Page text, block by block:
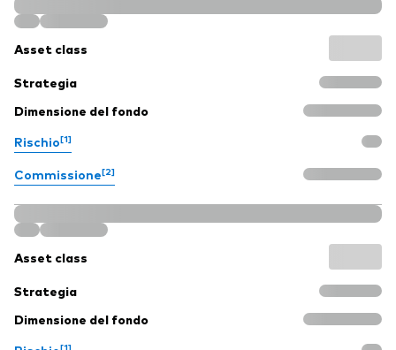
Asset class
Strategia
Dimensione del fondo
Rischio[1]
Commissione[2]
Asset class
Strategia
Dimensione del fondo
[1]